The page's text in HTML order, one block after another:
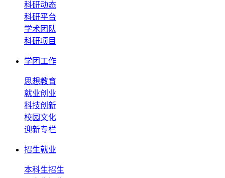
科研动态
科研平台
学术团队
科研项目
学团工作
思想教育
就业创业
科技创新
校园文化
迎新专栏
招生就业
本科生招生